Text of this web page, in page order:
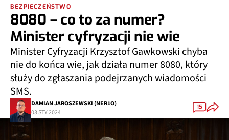
BEZPIECZEŃSTWO
8080 – co to za numer?
Minister cyfryzacji nie wie
Minister Cyfryzacji Krzysztof Gawkowski chyba
nie do końca wie, jak działa numer 8080, który
służy do zgłaszania podejrzanych wiadomości
SMS.
DAMIAN JAROSZEWSKI (NER1O)
03 STY 2024
15